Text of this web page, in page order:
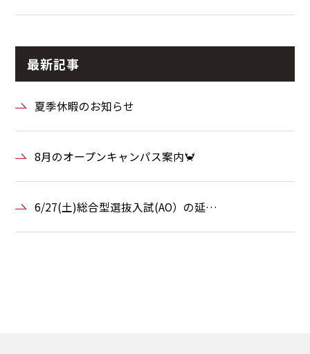
最新記事
夏季休暇のお知らせ
8月のオープンキャンパス案内🦀
6/27(土)総合型選抜入試(AO）の延…